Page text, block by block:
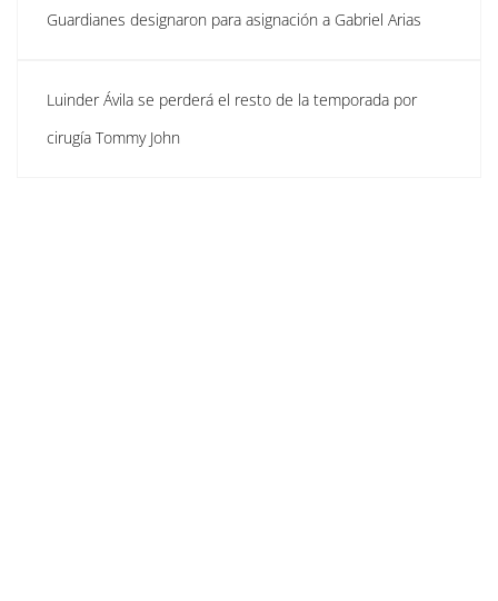
Guardianes designaron para asignación a Gabriel Arias
Luinder Ávila se perderá el resto de la temporada por
cirugía Tommy John